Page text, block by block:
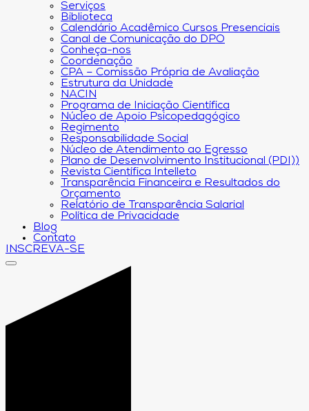
Serviços
Biblioteca
Calendário Acadêmico Cursos Presenciais
Canal de Comunicação do DPO
Conheça-nos
Coordenação
CPA – Comissão Própria de Avaliação
Estrutura da Unidade
NACIN
Programa de Iniciação Científica
Núcleo de Apoio Psicopedagógico
Regimento
Responsabilidade Social
Núcleo de Atendimento ao Egresso
Plano de Desenvolvimento Institucional (PDI))
Revista Científica Intelleto
Transparência Financeira e Resultados do
Orçamento
Relatório de Transparência Salarial
Política de Privacidade
Blog
Contato
INSCREVA-SE